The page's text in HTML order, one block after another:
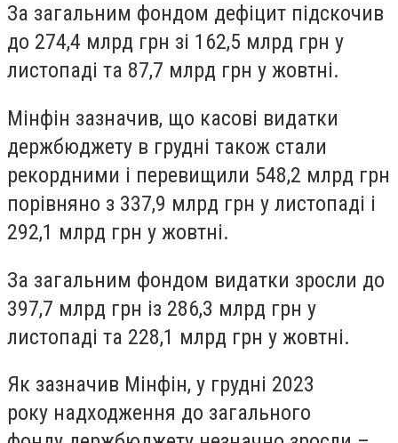
За загальним фондом дефіцит підскочив
до 274,4 млрд грн зі 162,5 млрд грн у
листопаді та 87,7 млрд грн у жовтні.
Мінфін зазначив, що касові видатки
держбюджету в грудні також стали
рекордними і перевищили 548,2 млрд грн
порівняно з 337,9 млрд грн у листопаді і
292,1 млрд грн у жовтні.
За загальним фондом видатки зросли до
397,7 млрд грн із 286,3 млрд грн у
листопаді та 228,1 млрд грн у жовтні.
Як зазначив Мінфін, у грудні 2023
року надходження до загального